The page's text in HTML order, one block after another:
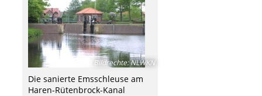
Bildrechte:NLWKN
Die sanierte Emsschleuse am
Haren-Rütenbrock-Kanal